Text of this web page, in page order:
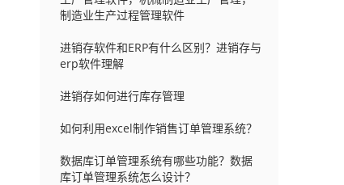
制造业生产过程管理软件
进销存软件和ERP有什么区别？进销存与
erp软件理解
进销存如何进行库存管理
如何利用excel制作销售订单管理系统？
数据库订单管理系统有哪些功能？数据
库订单管理系统怎么设计？